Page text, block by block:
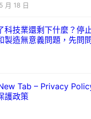
月 18 日
科技業還剩下什麼？停
製造無意義問題，先問
Tab – Privacy
護政策